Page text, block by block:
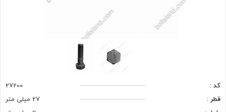
کد :
27200
قطر :
27 میلی متر